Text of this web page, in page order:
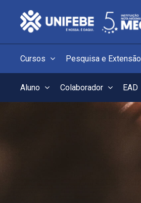
Cursos Pesquisa e Extensão
Aluno Colaborador EAD